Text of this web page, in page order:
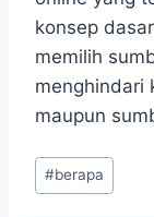
konsep
memilih
menghindari
maupun
Post
Tags:
#berapa